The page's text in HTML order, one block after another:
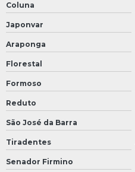
Coluna
Japonvar
Araponga
Florestal
Formoso
Reduto
São José da Barra
Tiradentes
Senador Firmino